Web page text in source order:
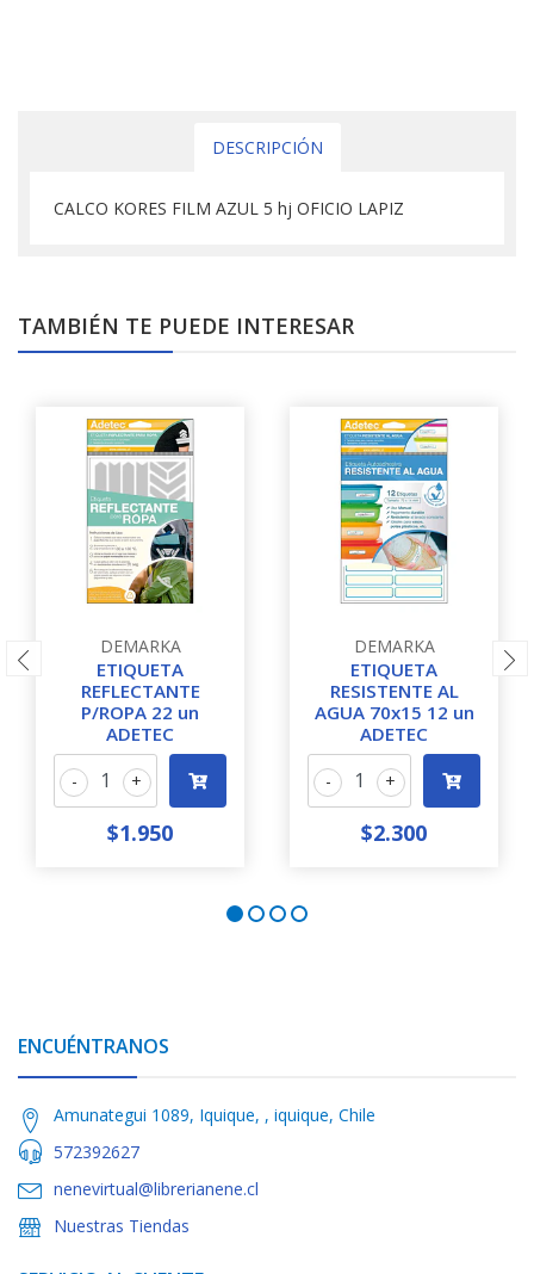
DESCRIPCIÓN
CALCO KORES FILM AZUL 5 hj OFICIO LAPIZ
TAMBIÉN TE PUEDE INTERESAR
DEMARKA
ETIQUETA
REFLECTANTE
P/ROPA 22 un
ADETEC
+
-
$1.950
DEMARKA
ETIQUETA
RESISTENTE AL
AGUA 70x15 12 un
ADETEC
+
-
$2.300
ENCUÉNTRANOS
Amunategui 1089, Iquique, , iquique, Chile
572392627
nenevirtual@librerianene.cl
Nuestras Tiendas